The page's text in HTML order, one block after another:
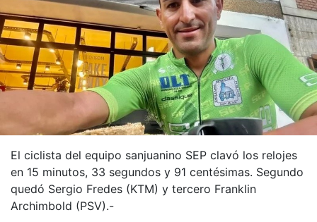
El ciclista del equipo sanjuanino SEP clavó los relojes
en 15 minutos, 33 segundos y 91 centésimas. Segundo
quedó Sergio Fredes (KTM) y tercero Franklin
Archimbold (PSV).-